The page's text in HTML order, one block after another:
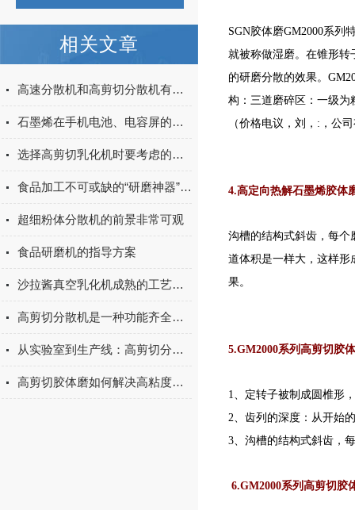
相关文章
高速分散机和高剪切分散机有什么区别？
石墨烯在手机电池、电容屏的应用
选择高剪切乳化机时要考虑的因素有哪些
食品加工不可或缺的“研磨神器”：一文读懂胶体磨的选型与操作全攻略
超细粉体分散机的前景非常可观
食品研磨机的指导方案
沙拉酱真空乳化机成熟的工艺得到高品质产品
高剪切分散机是一种功能齐全、应用广泛的化工混合设备
从实验室到生产线：高剪切分散机的高效转化路径
高剪切胶体磨如何解决高粘度物料的分散难题
SGN胶体磨GM2000系列
就被称做湿磨。在锥形转
的研磨分散的效果。
构：三道磨碎区：一级为
（价格电议，刘，:，公
4.高定向热解石墨烯胶体
沟槽的结构式斜齿，每个
道体积是一样大，这样形
果。
5.GM2000系列高剪切胶
1、定转子被制成圆椎形
2、齿列的深度：从开始
3、沟槽的结构式斜齿，
6.GM2000系列高剪切胶